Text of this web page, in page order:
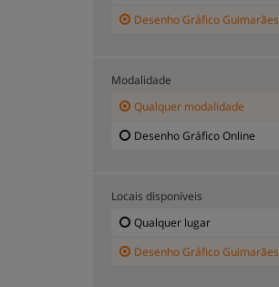
Desenho Gráfico Guimarães
Modalidade
Qualquer modalidade
Desenho Gráfico Online
Locais disponíveis
Qualquer lugar
Desenho Gráfico Guimarães